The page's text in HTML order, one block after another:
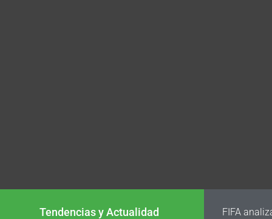
Tendencias y Actualidad FIFA